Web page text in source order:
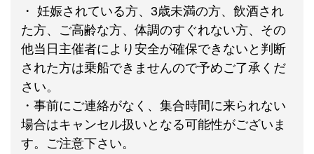
・ 妊娠されている方、3歳未満の方、飲酒され
た方、ご高齢な方、体調のすぐれない方、その
他当日主催者により安全が確保できないと判断
された方は乗船できませんので予めご了承くだ
さい。
・事前にご連絡がなく、集合時間に来られない
場合はキャンセル扱いとなる可能性がございま
す。ご注意下さい。